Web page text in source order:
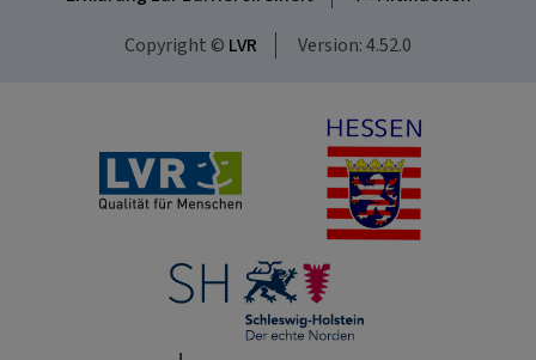
Copyright © LVR Version: 4.52.0